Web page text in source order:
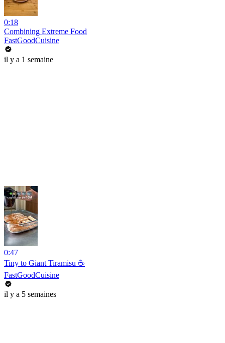
0:18
Combining Extreme Food
FastGoodCuisine
il y a 1 semaine
0:47
Tiny to Giant Tiramisu ☕️
FastGoodCuisine
il y a 5 semaines